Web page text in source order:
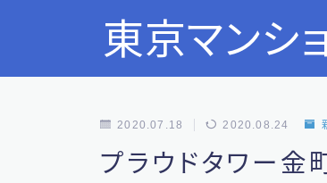
東京マンシ
2020.07.18 2020.08.24
プラウドタワー